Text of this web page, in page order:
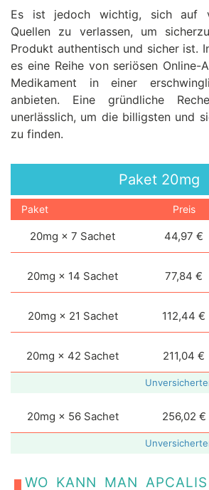
Es ist jedoch wichtig, sich auf
Quellen zu verlassen, um
Produkt authentisch und sicher ist.
es eine Reihe von seriösen Online-
Medikament in einer
anbieten. Eine gründliche
unerlässlich, um die billigsten und
zu finden.
Paket 20mg
Paket Preis
20mg × 7 Sachet 44,97 €
20mg × 14 Sachet 77,84 €
20mg × 21 Sachet 112,44 €
20mg × 42 Sachet 211,04 €
20mg × 56 Sachet 256,02 €
WO KANN MAN